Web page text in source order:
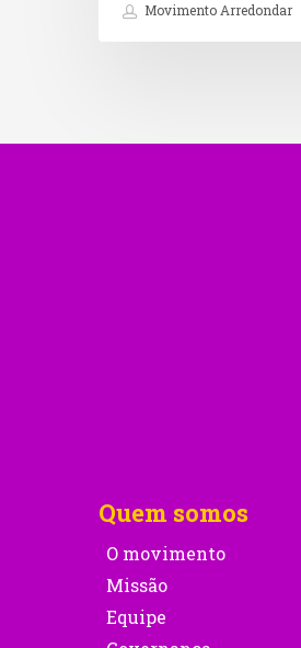
Movimento Arredondar
Quem somos
O movimento
Missão
Equipe